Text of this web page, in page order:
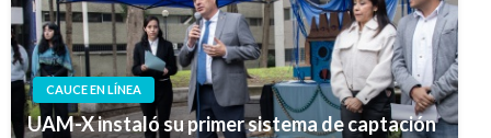
CAUCE EN LÍNEA
UAM-X instaló su primer sistema de captación